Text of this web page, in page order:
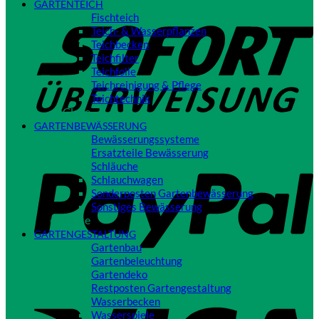
GARTENTEICH
Fischteich
Teich- & Wasserpflanzen
Teichbecken
Teichfilter
Teichfolie
Teichreinigung & Pflege
Teichtechnik
Close
GARTENBEWÄSSERUNG
Bewässerungssysteme
Ersatzteile Bewässerung
Schläuche
Schlauchwagen
Sonderposten Gartenbewässerung
Sonstiges Bewässerung
Close
GARTENGESTALTUNG
Gartenbau
Gartenbeleuchtung
Gartendeko
Restposten Gartengestaltung
Wasserbecken
Wasserspiele